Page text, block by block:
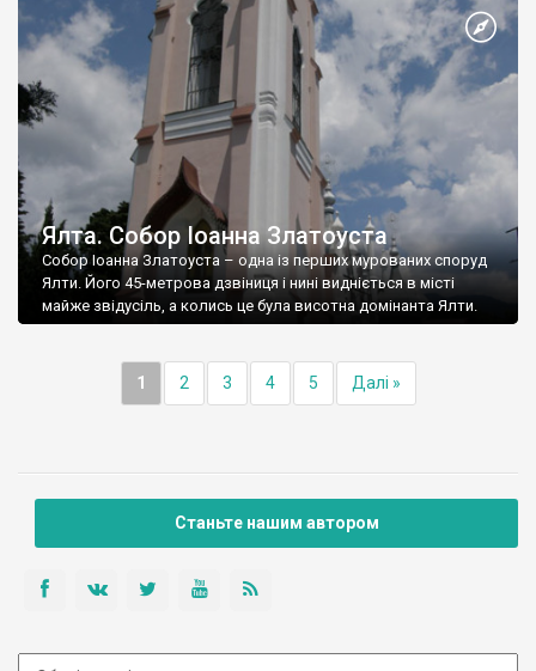
Ялта. Собор Іоанна Златоуста
Собор Іоанна Златоуста – одна із перших мурованих споруд
Ялти. Його 45-метрова дзвіниця і нині видніється в місті
майже звідусіль, а колись це була висотна домінанта Ялти.
1 2 3 4 5 Далі »
Станьте нашим автором